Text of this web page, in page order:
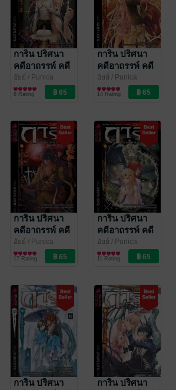
การิน ปริศนา
คดีอาถรรพ์ คดี
7 บายศรีสังหาร
บทแรก
อัยย์ / Punica
Comic
การ์ตูนทั่วไป
8 Rating
การิน ปริศนา
คดีอาถรรพ์ คดี
6 บทกวีวิฬาร์
อาฆาต บทจบ
อัยย์ / Punica
Comic
การ์ตูนทั่วไป
14 Rating
การิน ปริศนา
คดีอาถรรพ์ คดี
ที่ 5 สะพานข้าม
อัสดงแห่งความ
ตาย บทจบ
อัยย์ / Punica
Comic
การ์ตูนทั่วไป
17 Rating
การิน ปริศนา
คดีอาถรรพ์ คดี
ที่ 5 สะพานข้าม
อัสดงแห่งความ
ตาย บทกลาง
อัยย์ / Punica
Comic
การ์ตูนทั่วไป
11 Rating
การิน ปริศนา
การิน ปริศนา